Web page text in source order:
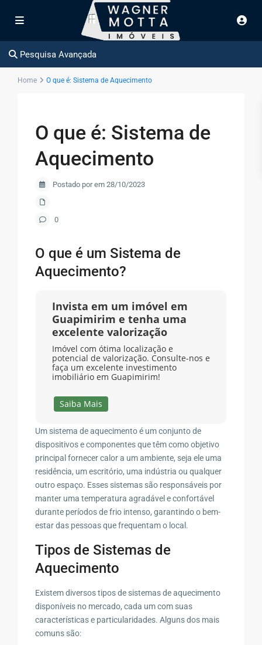
Pesquisa Avançada
Home O que é: Sistema de Aquecimento
O que é: Sistema de
Aquecimento
Postado por em 28/10/2023
0
O que é um Sistema de
Aquecimento?
Invista em um imóvel em
Guapimirim e tenha uma
excelente valorização
Imóvel com ótima localização e
potencial de valorização. Consulte-nos e
faça um excelente investimento
imobiliário em Guapimirim!
Saiba Mais
Um sistema de aquecimento é um conjunto de
dispositivos e componentes que têm como objetivo
principal fornecer calor a um ambiente, seja ele uma
residência, um escritório, uma indústria ou qualquer
outro espaço. Esses sistemas são responsáveis por
manter uma temperatura agradável e confortável
durante períodos de frio intenso, garantindo o bem-
estar das pessoas que frequentam o local.
Tipos de Sistemas de
Aquecimento
Existem diversos tipos de sistemas de aquecimento
disponíveis no mercado, cada um com suas
características e particularidades. Alguns dos mais
comuns são: